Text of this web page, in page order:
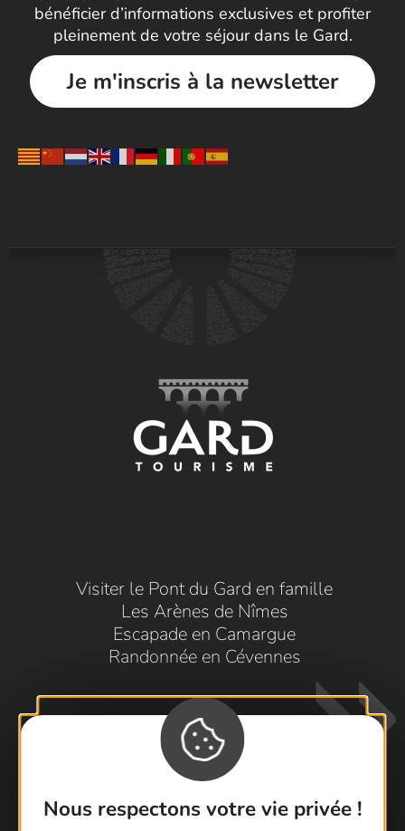
Nous respectons votre vie privée !
bénéficier d’informations exclusives et profiter
pleinement de votre séjour dans le Gard.
Je m'inscris à la newsletter
Visiter le Pont du Gard en famille
Les Arènes de Nîmes
Escapade en Camargue
Randonnée en Cévennes